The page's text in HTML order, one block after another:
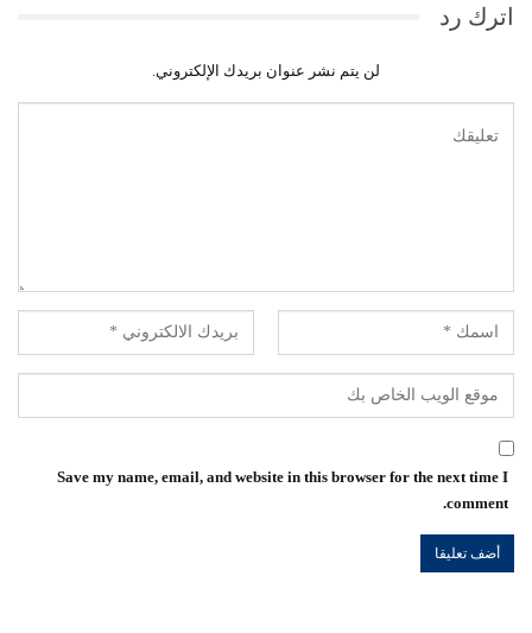
اترك رد
لن يتم نشر عنوان بريدك الإلكتروني.
Save my name, email, and website in this browser for the next time I
comment.